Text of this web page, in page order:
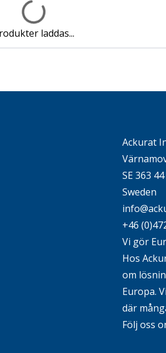
laddas...
Ackurat
SE 363
Sweden
+46
Vi gör
Hos
om
Europa.
där
Följ oss